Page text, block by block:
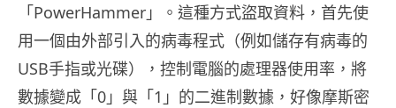
「PowerHammer」。這種方式盜取資料，首先使
用一個由外部引入的病毒程式（例如儲存有病毒的
USB手指或光碟），控制電腦的處理器使用率，將
數據變成「0」與「1」的二進制數據，好像摩斯密